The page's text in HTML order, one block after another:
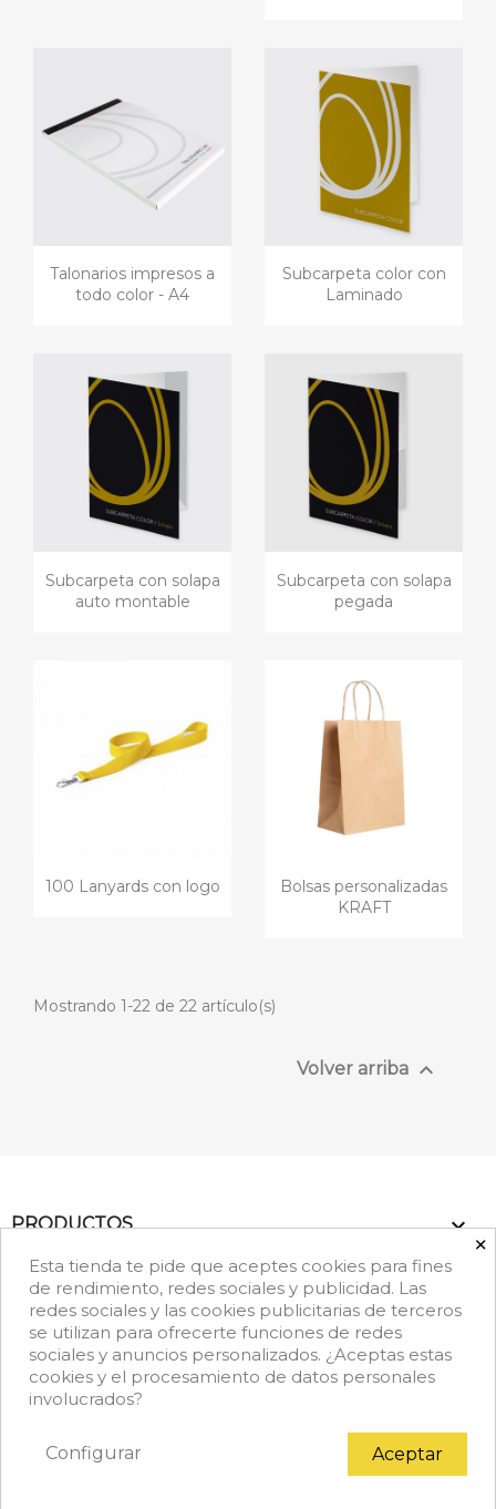
Talonarios impresos a
todo color - A4
Subcarpeta color con
Laminado
Subcarpeta con solapa
auto montable
Subcarpeta con solapa
pegada
100 Lanyards con logo
Bolsas personalizadas
KRAFT
Mostrando 1-22 de 22 artículo(s)
Volver arriba 
PRODUCTOS 
NUESTRA EMPRESA
DATOS DE CONTACTO
FacebookRss InstagramLinkedInTikTok
© 2026 - Copyright © Achef.es. Todos los derechos
×
Esta tienda te pide que aceptes cookies para fines
de rendimiento, redes sociales y publicidad. Las
redes sociales y las cookies publicitarias de terceros
se utilizan para ofrecerte funciones de redes
sociales y anuncios personalizados. ¿Aceptas estas
cookies y el procesamiento de datos personales
involucrados?
Aceptar
Configurar